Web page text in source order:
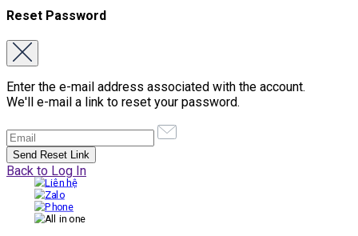
Reset Password
Enter the e-mail address associated with the account.
We'll e-mail a link to reset your password.
Back to Log In